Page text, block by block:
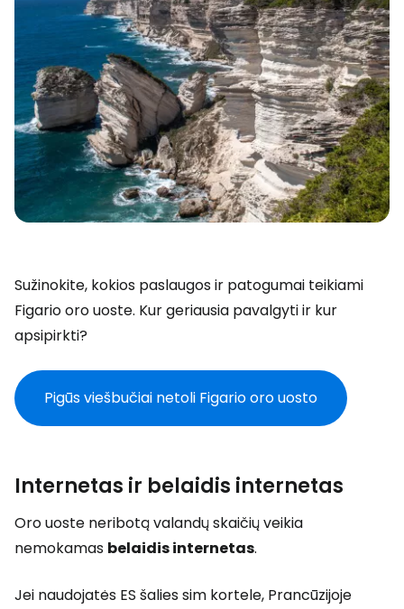
Sužinokite, kokios paslaugos ir patogumai teikiami
Figario oro uoste. Kur geriausia pavalgyti ir kur
apsipirkti?
Pigūs viešbučiai netoli Figario oro uosto
Internetas ir belaidis internetas
Oro uoste neribotą valandų skaičių veikia
nemokamas belaidis internetas.
Jei naudojatės ES šalies sim kortele, Prancūzijoje